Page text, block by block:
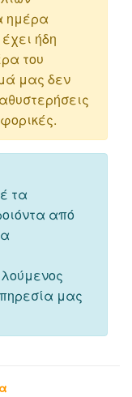
ημέρα
ήδη
του
μας δεν
τα
από
μας